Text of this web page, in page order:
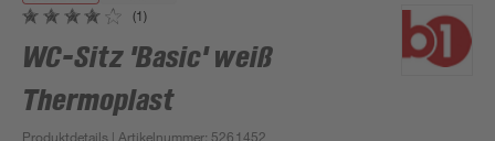
(1)
WC-Sitz 'Basic' weiß
Thermoplast
Produktdetails | Artikelnummer: 5261452